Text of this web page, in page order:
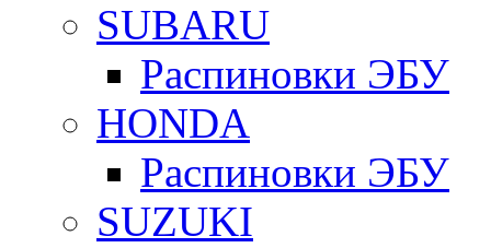
SUBARU
Распиновки ЭБУ
HONDA
Распиновки ЭБУ
SUZUKI